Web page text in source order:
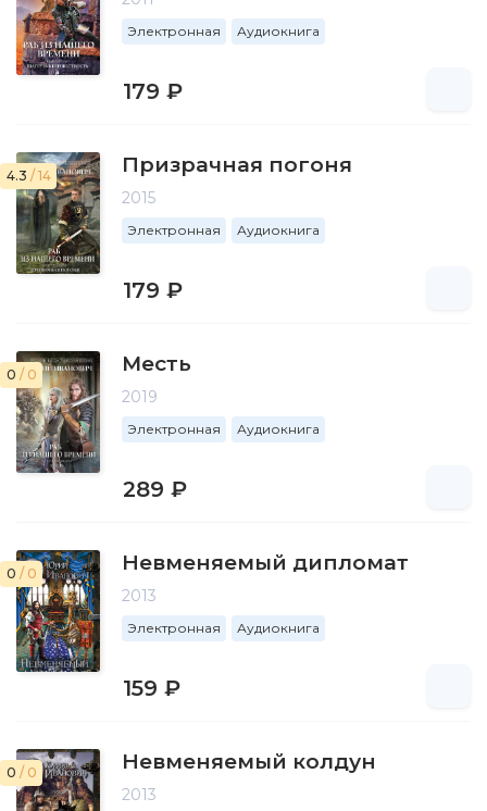
Электронная Аудиокнига
179 ₽
4.3 / 14 Призрачная погоня
2015
Электронная Аудиокнига
179 ₽
0 / 0 Месть
2019
Электронная Аудиокнига
289 ₽
0 / 0 Невменяемый дипломат
2013
Электронная Аудиокнига
159 ₽
0 / 0 Невменяемый колдун
2013